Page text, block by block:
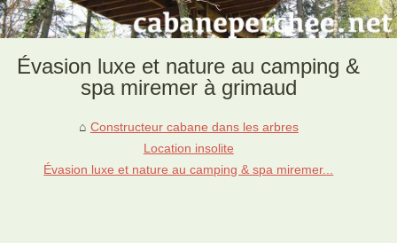
Évasion luxe et nature au camping &
spa miremer à grimaud
Constructeur cabane dans les arbres
Location insolite
Évasion luxe et nature au camping & spa miremer...